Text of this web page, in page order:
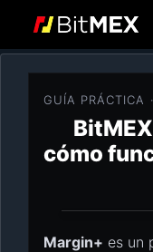
contenido
GUÍA PRÁCTICA
cómo
Margin+ es un